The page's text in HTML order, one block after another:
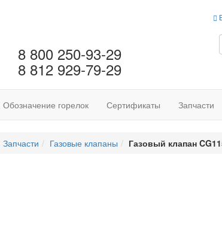
8 800 250-93-29
8 812 929-79-29
Обозначение горелок Сертификаты Запчасти
Запчасти Газовые клапаны Газовый клапан